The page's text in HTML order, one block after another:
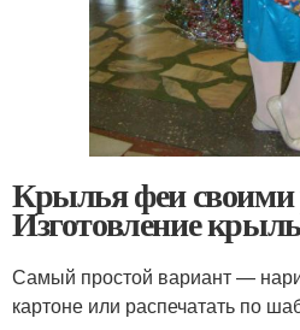
Крылья феи
Изготовление
Самый простой вариант —
картоне или распечатать по